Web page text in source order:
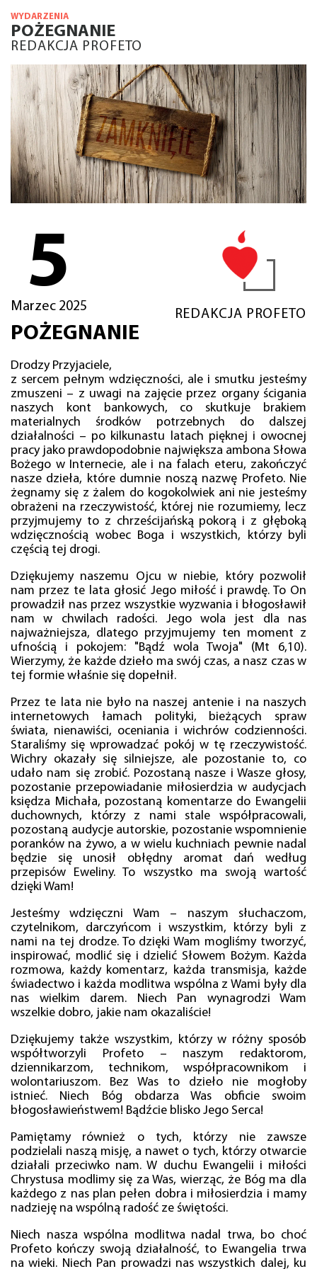
WYDARZENIA
POŻEGNANIE
REDAKCJA PROFETO
5
Marzec 2025
REDAKCJA PROFETO
POŻEGNANIE
Drodzy Przyjaciele,
z sercem pełnym wdzięczności, ale i smutku jesteśmy
zmuszeni – z uwagi na zajęcie przez organy ścigania
naszych kont bankowych, co skutkuje brakiem
materialnych środków potrzebnych do dalszej
działalności – po kilkunastu latach pięknej i owocnej
pracy jako prawdopodobnie największa ambona Słowa
Bożego w Internecie, ale i na falach eteru, zakończyć
nasze dzieła, które dumnie noszą nazwę Profeto. Nie
żegnamy się z żalem do kogokolwiek ani nie jesteśmy
obrażeni na rzeczywistość, której nie rozumiemy, lecz
przyjmujemy to z chrześcijańską pokorą i z głęboką
wdzięcznością wobec Boga i wszystkich, którzy byli
częścią tej drogi.
Dziękujemy naszemu Ojcu w niebie, który pozwolił
nam przez te lata głosić Jego miłość i prawdę. To On
prowadził nas przez wszystkie wyzwania i błogosławił
nam w chwilach radości. Jego wola jest dla nas
najważniejsza, dlatego przyjmujemy ten moment z
ufnością i pokojem: "Bądź wola Twoja" (Mt 6,10).
Wierzymy, że każde dzieło ma swój czas, a nasz czas w
tej formie właśnie się dopełnił.
Przez te lata nie było na naszej antenie i na naszych
internetowych łamach polityki, bieżących spraw
świata, nienawiści, oceniania i wichrów codzienności.
Staraliśmy się wprowadzać pokój w tę rzeczywistość.
Wichry okazały się silniejsze, ale pozostanie to, co
udało nam się zrobić. Pozostaną nasze i Wasze głosy,
pozostanie przepowiadanie miłosierdzia w audycjach
księdza Michała, pozostaną komentarze do Ewangelii
duchownych, którzy z nami stale współpracowali,
pozostaną audycje autorskie, pozostanie wspomnienie
poranków na żywo, a w wielu kuchniach pewnie nadal
będzie się unosił obłędny aromat dań według
przepisów Eweliny. To wszystko ma swoją wartość
dzięki Wam!
Jesteśmy wdzięczni Wam – naszym słuchaczom,
czytelnikom, darczyńcom i wszystkim, którzy byli z
nami na tej drodze. To dzięki Wam mogliśmy tworzyć,
inspirować, modlić się i dzielić Słowem Bożym. Każda
rozmowa, każdy komentarz, każda transmisja, każde
świadectwo i każda modlitwa wspólna z Wami były dla
nas wielkim darem. Niech Pan wynagrodzi Wam
wszelkie dobro, jakie nam okazaliście!
Dziękujemy także wszystkim, którzy w różny sposób
współtworzyli Profeto – naszym redaktorom,
dziennikarzom, technikom, współpracownikom i
wolontariuszom. Bez Was to dzieło nie mogłoby
istnieć. Niech Bóg obdarza Was obficie swoim
błogosławieństwem! Bądźcie blisko Jego Serca!
Pamiętamy również o tych, którzy nie zawsze
podzielali naszą misję, a nawet o tych, którzy otwarcie
działali przeciwko nam. W duchu Ewangelii i miłości
Chrystusa modlimy się za Was, wierząc, że Bóg ma dla
każdego z nas plan pełen dobra i miłosierdzia i mamy
nadzieję na wspólną radość ze świętości.
Niech nasza wspólna modlitwa nadal trwa, bo choć
Profeto kończy swoją działalność, to Ewangelia trwa
na wieki. Niech Pan prowadzi nas wszystkich dalej, ku